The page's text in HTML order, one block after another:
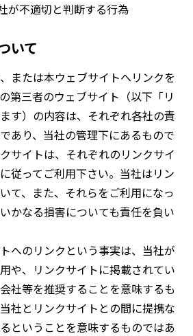
が不適切と判断する行為
いて
または本ウェブサイトへリンクを
第三者のウェブサイト（以下「リ
す）の内容は、それぞれ各社の責
あり、当社の管理下にあるもので
サイトは、それぞれのリンクサイ
従ってご利用下さい。当社はリン
て、また、それらをご利用になっ
かなる損害についても責任を負い
へのリンクという事実は、当社が
や、リンクサイトに掲載されてい
社等を推奨することを意味するも
社とリンクサイトとの間に提携な
ということを意味するものではあ